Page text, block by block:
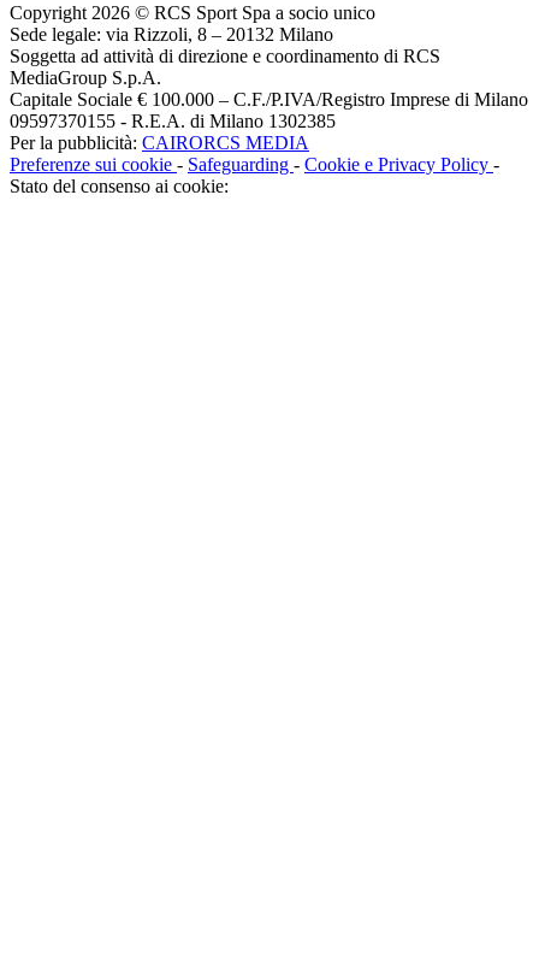
Copyright 2026 © RCS Sport Spa a socio unico
Sede legale: via Rizzoli, 8 – 20132 Milano
Soggetta ad attività di direzione e coordinamento di RCS
MediaGroup S.p.A.
Capitale Sociale € 100.000 – C.F./P.IVA/Registro Imprese di Milano
09597370155 - R.E.A. di Milano 1302385
Per la pubblicità: CAIRORCS MEDIA
Preferenze sui cookie - Safeguarding - Cookie e Privacy Policy -
Stato del consenso ai cookie: